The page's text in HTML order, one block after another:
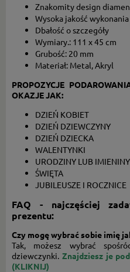
Znakomity design
Wysoka jakość wykonania
Dbałość o szczegóły
Wymiary.: 111 x 45 cm
Grubość: 20 mm
Materiał: Metal, Akryl
PROPOZYCJE
OKAZJE JAK:
DZIEŃ KOBIET
DZIEŃ DZIEWCZYNY
DZIEŃ DZIECKA
WALENTYNKI
URODZINY LUB IMIENINY
ŚWIĘTA
JUBILEUSZE I ROCZNICE
FAQ - najczęściej
prezentu:
Czy mogę wybrać sobie imię
Tak, możesz wybrać
dziewczynki. Znajdziesz je
(KLIKNIJ)